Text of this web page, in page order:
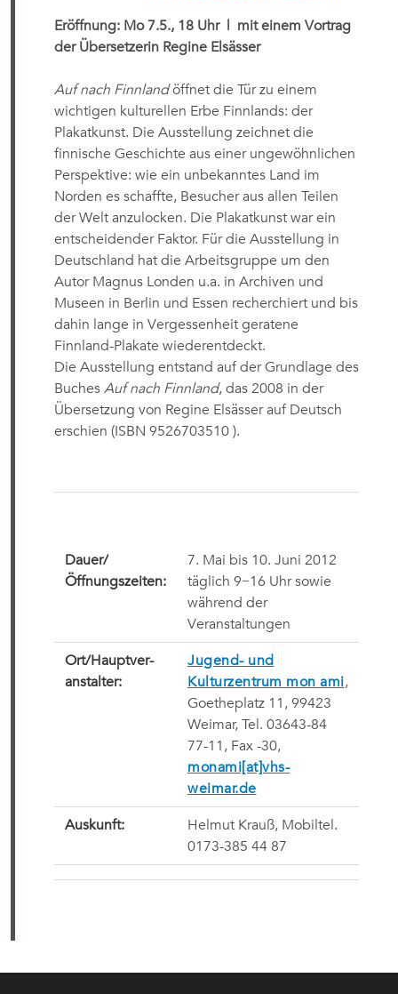
Eröffnung: Mo 7.5., 18 Uhr | mit einem Vortrag
der Übersetzerin Regine Elsässer
Auf nach Finnlandöffnet die Tür zu einem
wichtigen kulturellen Erbe Finnlands: der
Plakatkunst. Die Ausstellung zeichnet die
finnische Geschichte aus einer ungewöhnlichen
Perspektive: wie ein unbekanntes Land im
Norden es schaffte, Besucher aus allen Teilen
der Welt anzulocken. Die Plakatkunst war ein
entscheidender Faktor. Für die Ausstellung in
Deutschland hat die Arbeitsgruppe um den
Autor Magnus Londen u.a. in Archiven und
Museen in Berlin und Essen recherchiert und bis
dahin lange in Vergessenheit geratene
Finnland-Plakate wiederentdeckt.
Die Ausstellung entstand auf der Grundlage des
Buches Auf nach Finnland, das 2008 in der
Übersetzung von Regine Elsässer auf Deutsch
erschien (ISBN 9526703510 ).
Dauer/
Öffnungszeiten:
7. Mai bis 10. Juni 2012
täglich 9−16 Uhr sowie
während der
Veranstaltungen
Ort/Hauptver-
anstalter:
Jugend- und
Kulturzentrum mon ami,
Goetheplatz 11, 99423
Weimar, Tel. 03643-84
77-11, Fax -30,
monami[at]vhs-
weimar.de
Auskunft:
Helmut Krauß, Mobiltel.
0173-385 44 87